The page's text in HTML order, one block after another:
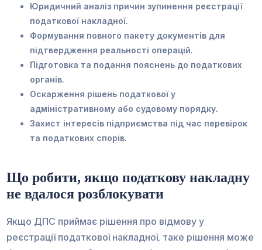
Юридичний аналіз причин зупинення реєстрації
податкової накладної.
Формування повного пакету документів для
підтвердження реальності операцій.
Підготовка та подання пояснень до податкових
органів.
Оскарження рішень податкової у
адміністративному або судовому порядку.
Захист інтересів підприємства під час перевірок
та податкових спорів.
Що робити, якщо податкову накладну
не вдалося розблокувати
Якщо ДПС приймає рішення про відмову у
реєстрації податкової накладної, таке рішення може